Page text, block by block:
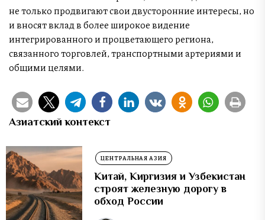
не только продвигают свои двусторонние интересы, но
и вносят вклад в более широкое видение
интегрированного и процветающего региона,
связанного торговлей, транспортными артериями и
общими целями.
Азиатский контекст
ЦЕНТРАЛЬНАЯ АЗИЯ
Китай, Киргизия и Узбекистан
строят железную дорогу в
обход России